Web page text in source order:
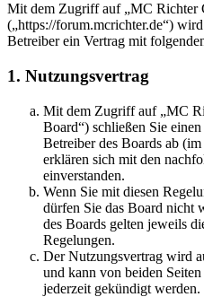
Mit dem Zugriff auf „MC Richter
(„https://forum.mcrichter.de“)
Betreiber ein Vertrag mit
1. Nutzungsvertrag
Mit dem Zugriff auf „MC
Board“) schließen Sie
Betreiber des Boards ab
erklären sich mit den
einverstanden.
Wenn Sie mit diesen
dürfen Sie das Board nicht
des Boards gelten jeweils
Regelungen.
Der Nutzungsvertrag wird
und kann von beiden
jederzeit gekündigt werden.